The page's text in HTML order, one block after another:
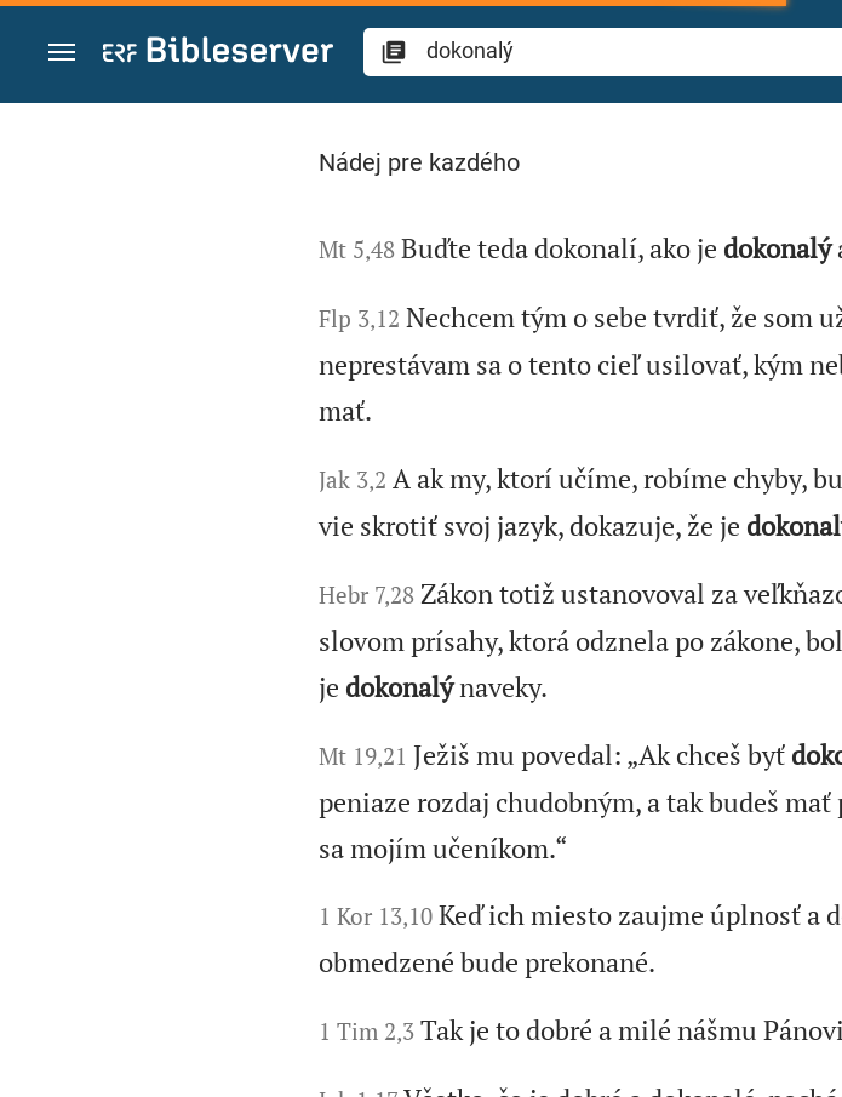
Prejsť na obsah
Vyhľadajte "dokonalý" v Biblii
Nádej pre kazdého
Mt 5,48 Buďte teda dokonalí, ako je dokonalý
Flp 3,12 Nechcem tým o sebe tvrdiť, že som
neprestávam sa o tento cieľ usilovať, kým
mať.
Jak 3,2 A ak my, ktorí učíme, robíme chyby,
vie skrotiť svoj jazyk, dokazuje, že je
Hebr 7,28 Zákon totiž ustanovoval za
slovom prísahy, ktorá odznela po zákone,
je dokonalýnaveky.
Mt 19,21 Ježiš mu povedal: „Ak chceš byť
peniaze rozdaj chudobným, a tak budeš
sa mojím učeníkom.“
1 Kor 13,10 Keď ich miesto zaujme úplnosť a
obmedzené bude prekonané.
1 Tim 2,3 Tak je to dobré a milé nášmu